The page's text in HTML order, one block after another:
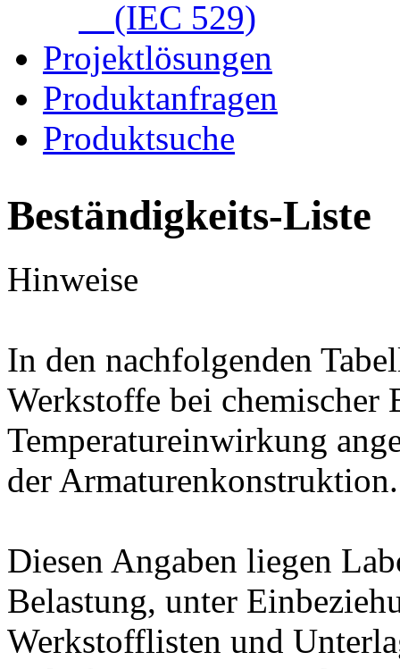
(IEC 529)
Projektlösungen
Produktanfragen
Produktsuche
Beständigkeits-Liste
Hinweise
In den nachfolgenden
Werkstoffe bei chemischer
Temperatureinwirkung
der Armaturenkonstruktion.
Diesen Angaben liegen
Belastung, unter
Werkstofflisten und